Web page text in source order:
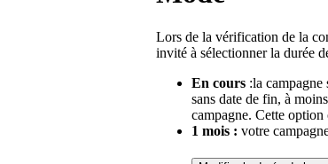
Lors de la vérification de la
invité à sélectionner la durée
En cours :la campagne
sans date de fin, à
campagne. Cette option
1 mois : votre